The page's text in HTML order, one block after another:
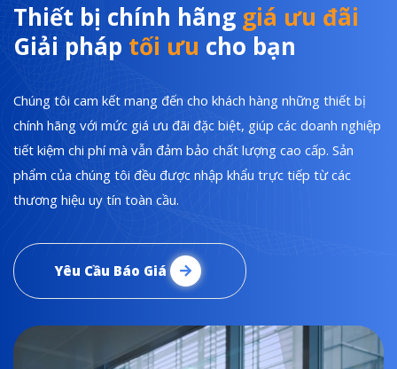
Thiết bị chính hãng giá ưu đãi
Giải pháp tối ưu cho bạn
Chúng tôi cam kết mang đến cho khách hàng những thiết bị
chính hãng với mức giá ưu đãi đặc biệt, giúp các doanh nghiệp
tiết kiệm chi phí mà vẫn đảm bảo chất lượng cao cấp. Sản
phẩm của chúng tôi đều được nhập khẩu trực tiếp từ các
thương hiệu uy tín toàn cầu.
Yêu Cầu Báo Giá